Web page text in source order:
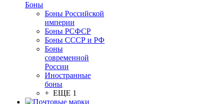
Боны
Боны Российской
империи
Боны РСФСР
Боны СССР и РФ
Боны
современной
России
Иностранные
боны
+ ЕЩЕ 1